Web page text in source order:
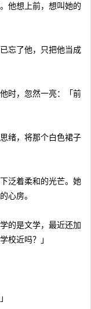
他想上前，想叫她的
忘了他，只把他当成
时，忽然一亮：「前
绪，将那个白色裙子
泛着柔和的光芒。她
心房。
的是文学，最近还加
校近吗？」